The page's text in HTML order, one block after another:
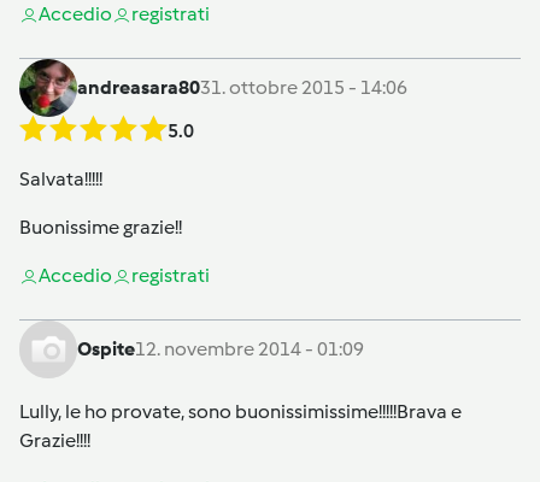
Accedio registrati
andreasara8031. ottobre 2015 - 14:06
5.0
Salvata!!!!!
Buonissime grazie!!
Accedio registrati
Ospite12. novembre 2014 - 01:09
Lully, le ho provate, sono buonissimissime!!!!!Brava e
Grazie!!!!